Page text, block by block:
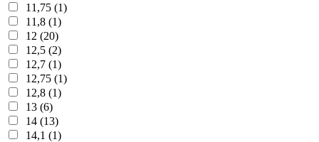
11,75 (1)
11,8 (1)
12 (20)
12,5 (2)
12,7 (1)
12,75 (1)
12,8 (1)
13 (6)
14 (13)
14,1 (1)